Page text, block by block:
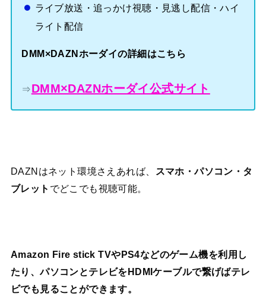
ライブ放送・追っかけ視聴・見逃し配信・ハイ
ライト配信
DMM×DAZNホーダイの詳細はこちら
⇒DMM×DAZNホーダイ公式サイト
DAZNはネット環境さえあれば、
スマホ・パソコン・タ
ブレット でどこでも視聴可能。
Amazon Fire stick TVやPS4などのゲーム機を利用し
たり、パソコンとテレビをHDMIケーブルで繋げばテレ
ビでも見ることができます。